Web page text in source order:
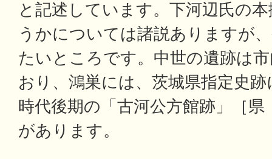
と記述しています。下河辺氏の
うかについては諸説ありますが
たいところです。中世の遺跡は
おり、鴻巣には、茨城県指定史
時代後期の「古河公方館跡」［県
があります。